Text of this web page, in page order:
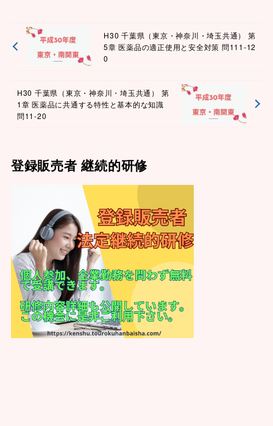
H30 千葉県（東京・神奈川・埼玉共通） 第
5章 医薬品の適正使用と安全対策 問111-12
0
H30 千葉県（東京・神奈川・埼玉共通） 第
1章 医薬品に共通する特性と基本的な知識
問11-20
登録販売者 継続的研修